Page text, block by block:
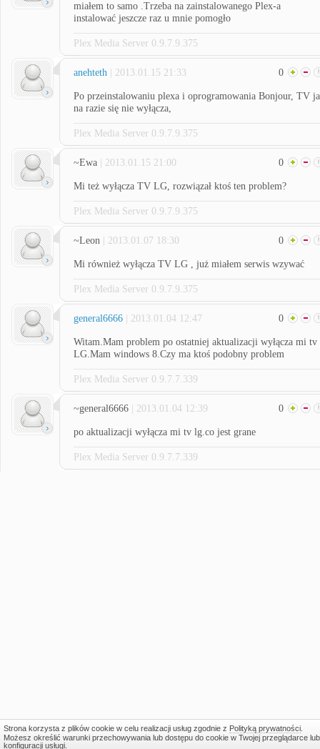
miałem to samo .Trzeba na zainstalowanego Plex-a
instalować jeszcze raz u mnie pomogło
Plex Media Server 0.9.7.9.375
anehteth | 2013.01.15 21:33 0
Po przeinstalowaniu plexa i oprogramowania Bonjour, TV
na razie się nie wyłącza,
Plex Media Server 0.9.7.9.375
~Ewa | 2013.01.15 21:00 0
Mi też wyłącza TV LG, rozwiązał ktoś ten problem?
Plex Media Server 0.9.7.9.375
~Leon | 2013.01.07 18:30 0
Mi również wyłącza TV LG , już miałem serwis wzywać
Plex Media Server 0.9.7.9.375
general6666 | 2013.01.04 12:47 0
Witam.Mam problem po ostatniej aktualizacji wyłącza mi tv
LG.Mam windows 8.Czy ma ktoś podobny problem
Plex Media Server 0.9.7.7.339
~general6666 | 2013.01.04 12:39 0
po aktualizacji wyłącza mi tv lg.co jest grane
Plex Media Server 0.9.7.7.339
Strona korzysta z plików cookie w celu realizacji usług zgodnie z Polityką prywatności.
Możesz określić warunki przechowywania lub dostępu do cookie w Twojej przeglądarce lub
konfiguracji usługi.